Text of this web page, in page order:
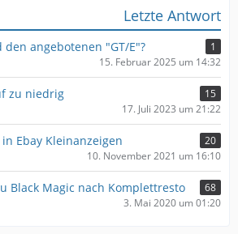
Letzte Antwort
angebotenen "GT/E"?
1
15. Februar 2025 um 14:32
zu niedrig
15
17. Juli 2023 um 21:22
in Ebay Kleinanzeigen
20
10. November 2021 um 16:10
Black Magic nach Komplettresto
68
3. Mai 2020 um 01:20